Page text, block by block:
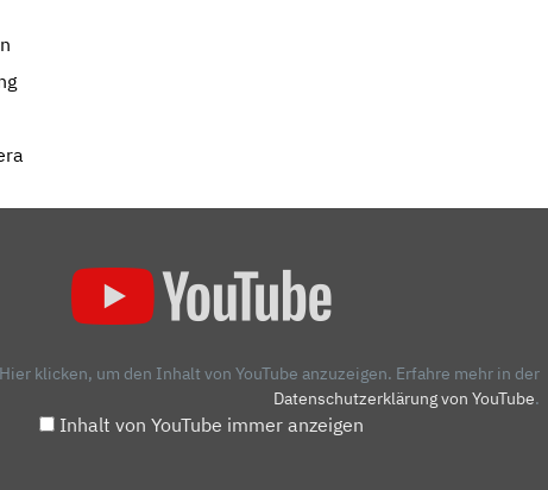
Hier klicken, um den Inhalt von YouTube anzuzeigen. Erfahre mehr in der
Datenschutzerklärung von YouTube.
Inhalt von YouTube immer anzeigen